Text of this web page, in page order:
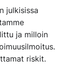
julkisissa
ja milloin
riskit.